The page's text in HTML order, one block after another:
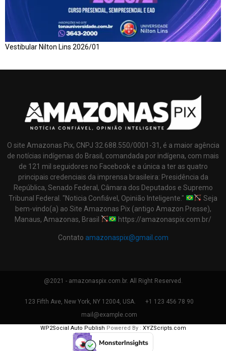
Vestibular Nilton Lins 2026/01
O site Amazonas Pix, CNPJ 32.688.550/0001-31, é a maior agência
de notícias indígenas do Brasil, comandada por indígena, com mais
de 121 mil seguidores no Facebook e a única a ter as quatro
principais credenciais da imprensa brasileira: Presidência da
República, Senado Federal, Câmara dos Deputados e Supremo
Tribunal Federal. "Noticia Confiável, Opinião Inteligente."
Seja
bem-vindo(a) ao Site Amazonas Pix (antigo Amazon Presse),
Manaus, Amazonas, Brasil
https://amazonaspix.com.br/
Contato amazonaspix@gmail.com
@2021 - amazonaspix.com.br. All Right Reserved.
123 Fifth Ave, New York, NY 12004, USA.
+1 123 456 78 90
mail@example.com
WP2Social Auto Publish Powered By : XYZScripts.com